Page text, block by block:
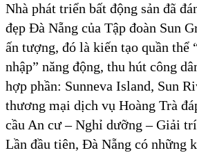
Nhà phát triển bất động sản đã
đẹp Đà Nẵng của Tập đoàn Sun
ấn tượng, đó là kiến tạo quần thể
nhập” năng động, thu hút công
hợp phần: Sunneva Island, Sun
thương mại dịch vụ Hoàng Trà
cầu An cư – Nghỉ dưỡng – Giải
Lần đầu tiên, Đà Nẵng có những